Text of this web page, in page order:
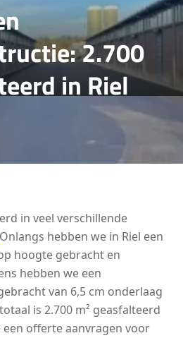
2.700
in Riel
in veel verschillende
hebben we in Riel een
hoogte gebracht en
hebben we een
van 6,5 cm onderlaag
is 2.700 m² geasfalteerd
offerte aanvragen voor